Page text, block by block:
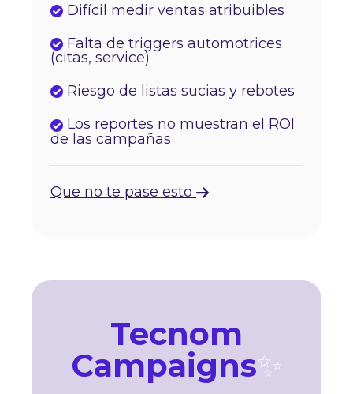
Difícil medir ventas atribuibles
Falta de triggers automotrices
(citas, service)
Riesgo de listas sucias y rebotes
Los reportes no muestran el ROI
de las campañas
Que no te pase esto
Tecnom
Campaigns✨​